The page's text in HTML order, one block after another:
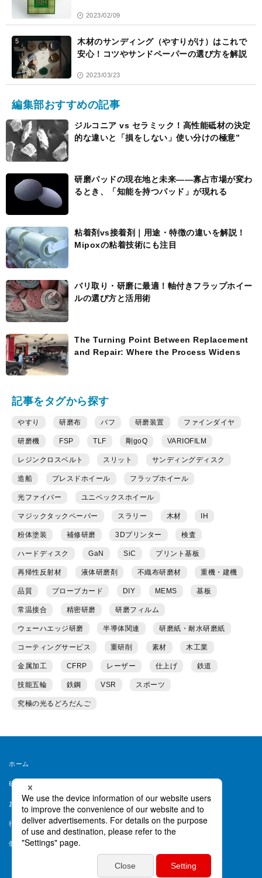
2023/02/09
5
木材のサンディング（やすりがけ）はこれで
安心！コツやサンドペーパーの選び方を解説
2023/03/23
編集部おすすめの記事
ジルコニア vs セラミック！高性能砥材の決定
的な違いと「損をしない」使い分けの極意”
研磨パッドの現在地と未来――寡占市場が変わ
るとき、「知能を持つパッド」が現れる
粘着剤vs接着剤｜用途・特徴の違いを解説！
Mipoxの粘着技術にも注目
バリ取り・研磨に最適！軸付きフラップホイー
ルの選び方と活用術
The Turning Point Between Replacement
and Repair: Where the Process Widens
記事をタグから探す
やすり 研磨布 バフ 研磨装置 ファインダイヤ
研磨機 FSP TLF 剛goQ VARIOFILM
レジンクロスベルト スリット サンディングディスク
造船 プレスドホイール フラップホイール
光ファイバー ユニベックスホイール
マジックタックペーパー スラリー 木材 IH
粉体塗装 補修研磨 3Dプリンター 検査
ハードディスク GaN SiC プリント基板
再帰性反射材 液体研磨剤 不織布研磨材 重機・建機
品質 プローブカード DIY MEMS 基板
常温接合 精密研磨 研磨フィルム
ウェーハエッジ研磨 半導体関連 研磨紙・耐水研磨紙
コーティングサービス 重研削 素材 木工業
金属加工 CFRP レーザー 仕上げ 鉄道
技能五輪 鉄鋼 VSR スポーツ
究極の光るどろだんご
ホーム
研磨ラボとは
お問い合わせ 会員規約
行動ターゲティング等について ヘルプ
個人情報保護方針